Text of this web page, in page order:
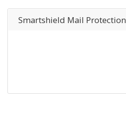
Smartshield Mail Protection